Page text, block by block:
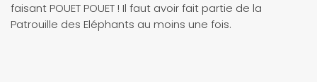
faisant POUET POUET ! Il faut avoir fait partie de la
Patrouille des Eléphants au moins une fois.